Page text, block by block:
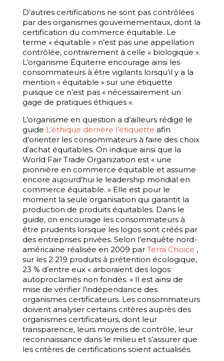
D’autres certifications ne sont pas contrôlées
par des organismes gouvernementaux, dont la
certification du commerce équitable. Le
terme « équitable » n’est pas une appellation
contrôlée, contrairement à celle « biologique ».
L’organisme Équiterre encourage ainsi les
consommateurs à être vigilants lorsqu’il y a la
mention « équitable » sur une étiquette
puisque ce n’est pas « nécessairement un
gage de pratiques éthiques ».
L’organisme en question a d’ailleurs rédigé le
guide L’éthique derrière l’étiquette afin
d’orienter les consommateurs à faire des choix
d’achat équitables. On indique ainsi que la
World Fair Trade Organization est « une
pionnière en commerce équitable et assume
encore aujourd’hui le leadership mondial en
commerce équitable. » Elle est pour le
moment la seule organisation qui garantit la
production de produits équitables. Dans le
guide, on encourage les consommateurs à
être prudents lorsque les logos sont créés par
des entreprises privées. Selon l’enquête nord-
américaine réalisée en 2009 par Terra Choice ,
sur les 2 219 produits à prétention écologique,
23 % d’entre eux « arboraient des logos
autoproclamés non fondés. » Il est ainsi de
mise de vérifier l’indépendance des
organismes certificateurs. Les consommateurs
doivent analyser certains critères auprès des
organismes certificateurs, dont leur
transparence, leurs moyens de contrôle, leur
reconnaissance dans le milieu et s’assurer que
les critères de certifications soient actualisés.